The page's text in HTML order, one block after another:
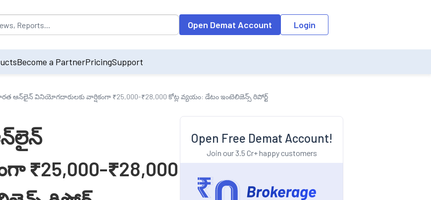
by default on accessing the input field. On entering data into the input field, the suggestion list will be updated as per the
Open Demat Account Login
Become a PartnerPricingSupport
ఆన్‌లైన్ వినియోగదారులకు వార్షికంగా ₹25,000-₹28,000 కోట్ల వ్యయం: డేటం ఇంటెలిజెన్స్ రిపోర్ట్
₹25,000-₹28,000
Open Free Demat Account!
Join our 3.5 Cr+ happy customers